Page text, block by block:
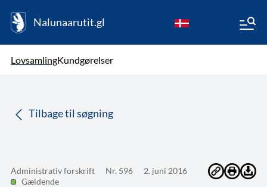
Nalunaarutit.gl
LovsamlingKundgørelser
Tilbage til søgning
Administrativ forskrift Nr. 596
2. juni 2016
Gældende